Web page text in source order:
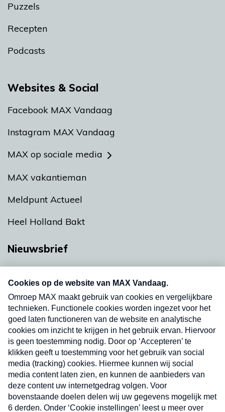
Puzzels
Recepten
Podcasts
Websites & Social
Facebook MAX Vandaag
Instagram MAX Vandaag
MAX op sociale media
MAX vakantieman
Meldpunt Actueel
Heel Holland Bakt
Nieuwsbrief
nieuwsbrief. Elke vrijdag- en dinsdagochtend in
uw mailbox.
Verzend